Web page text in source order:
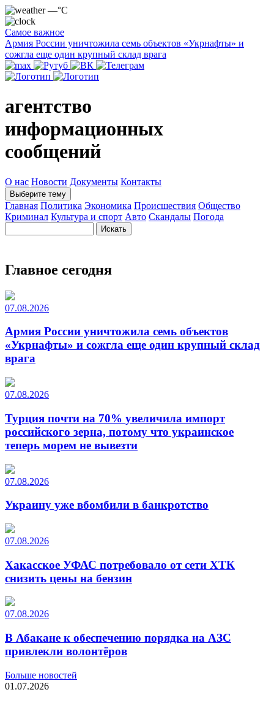
—°C
Самое важное
Армия России уничтожила семь объектов «Укрнафты» и
сожгла еще один крупный склад врага
агентство
информационных
сообщений
О нас Новости Документы Контакты
Выберите тему
Главная Политика Экономика Происшествия Общество
Криминал Культура и спорт Авто Скандалы Погода
Главное сегодня
07.08.2026
Армия России уничтожила семь объектов
«Укрнафты» и сожгла еще один крупный склад
врага
07.08.2026
Турция почти на 70% увеличила импорт
российского зерна, потому что украинское
теперь морем не вывезти
07.08.2026
Украину уже вбомбили в банкротство
07.08.2026
Хакасское УФАС потребовало от сети ХТК
снизить цены на бензин
07.08.2026
В Абакане к обеспечению порядка на АЗС
привлекли волонтёров
Больше новостей
01.07.2026